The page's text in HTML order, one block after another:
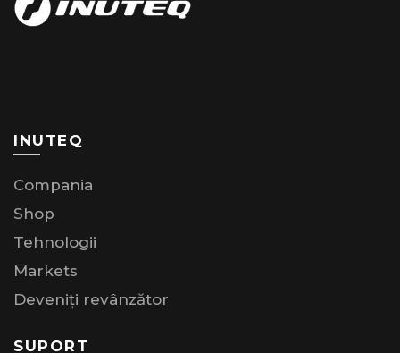
INUTEQ
Compania
Shop
Tehnologii
Markets
Deveniți revânzător
SUPORT